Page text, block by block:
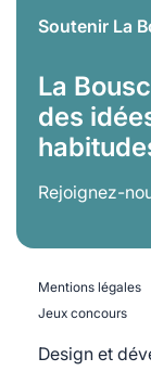
Soutenir La
La
des
Rejoignez-
Mentions légales
Jeux concours
Design et